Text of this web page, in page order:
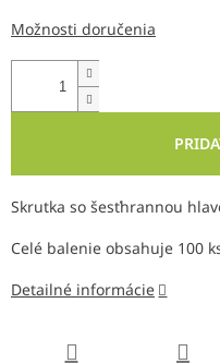
Možnosti doručenia
Skrutka so šesťhrannou
Celé balenie obsahuje 100
Detailné informácie